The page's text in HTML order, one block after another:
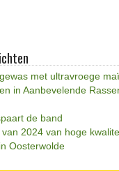
met ultravroege
in Aanbevelende
de band
2024 van hoge
Oosterwolde